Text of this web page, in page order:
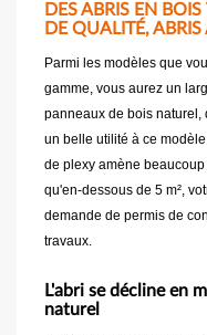
DES ABRIS EN
DE QUALITÉ,
Parmi les modèles que
gamme, vous aurez un
panneaux de bois naturel,
un belle utilité à ce
de plexy amène
qu'en-dessous de 5 m²,
demande de permis de
travaux.
L'abri se décline en
naturel